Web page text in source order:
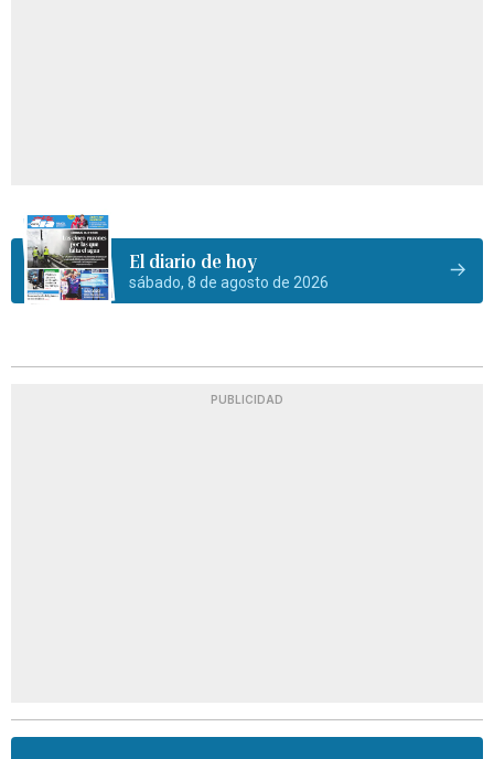
El diario de hoy
sábado, 8 de agosto de 2026
PUBLICIDAD